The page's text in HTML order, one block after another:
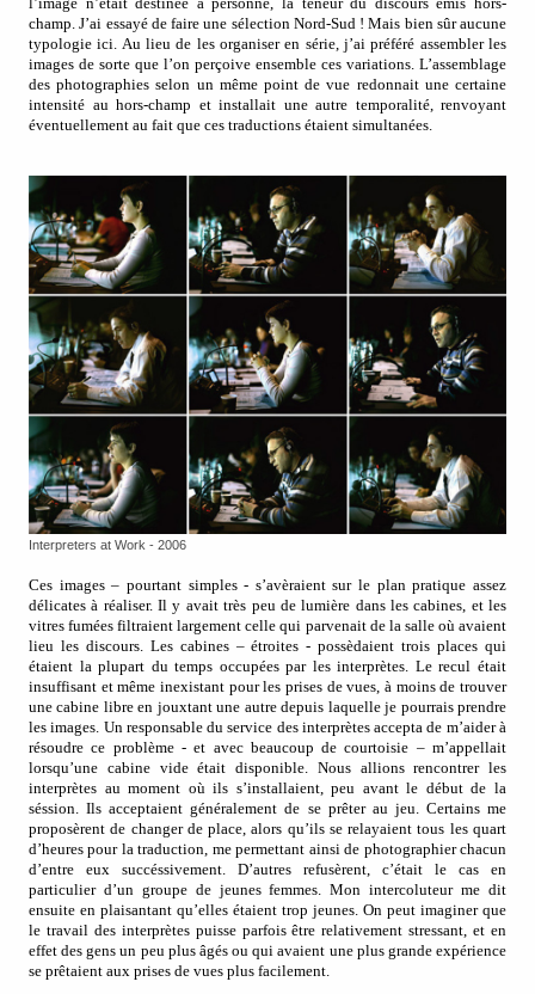
champ. J’ai essayé de faire une sélection Nord-Sud ! Mais bien sûr aucune
typologie ici. Au lieu de les organiser en série, j’ai préféré assembler les
images de sorte que l’on perçoive ensemble ces variations. L’assemblage
des photographies selon un même point de vue redonnait une certaine
intensité au hors-champ et installait une autre temporalité, renvoyant
éventuellement au fait que ces traductions étaient simultanées.
Interpreters at Work - 2006
Ces images – pourtant simples - s’avèraient sur le plan pratique assez
délicates à réaliser. Il y avait très peu de lumière dans les cabines, et les
vitres fumées filtraient largement celle qui parvenait de la salle où avaient
lieu les discours. Les cabines – étroites - possèdaient trois places qui
étaient la plupart du temps occupées par les interprètes. Le recul était
insuffisant et même inexistant pour les prises de vues, à moins de trouver
une cabine libre en jouxtant une autre depuis laquelle je pourrais prendre
les images. Un responsable du service des interprètes accepta de m’aider à
résoudre ce problème - et avec beaucoup de courtoisie – m’appellait
lorsqu’une cabine vide était disponible. Nous allions rencontrer les
interprètes au moment où ils s’installaient, peu avant le début de la
séssion. Ils acceptaient généralement de se prêter au jeu. Certains me
proposèrent de changer de place, alors qu’ils se relayaient tous les quart
d’heures pour la traduction, me permettant ainsi de photographier chacun
d’entre eux succéssivement. D’autres refusèrent, c’était le cas en
particulier d’un groupe de jeunes femmes. Mon intercoluteur me dit
ensuite en plaisantant qu’elles étaient trop jeunes. On peut imaginer que
le travail des interprètes puisse parfois être relativement stressant, et en
effet des gens un peu plus âgés ou qui avaient une plus grande expérience
se prêtaient aux prises de vues plus facilement.